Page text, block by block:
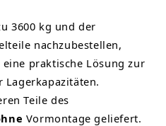
3600 kg und der
nachzubestellen,
praktische Lösung zur
Teile des
Vormontage geliefert.